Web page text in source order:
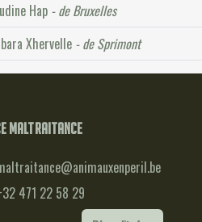
Hap - de Bruxelles
Xhervelle - de Sprimont
maltraitance
471 22 58 29